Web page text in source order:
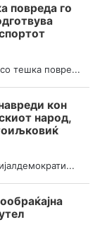
повреда го
тешка повре...
кон
народ,